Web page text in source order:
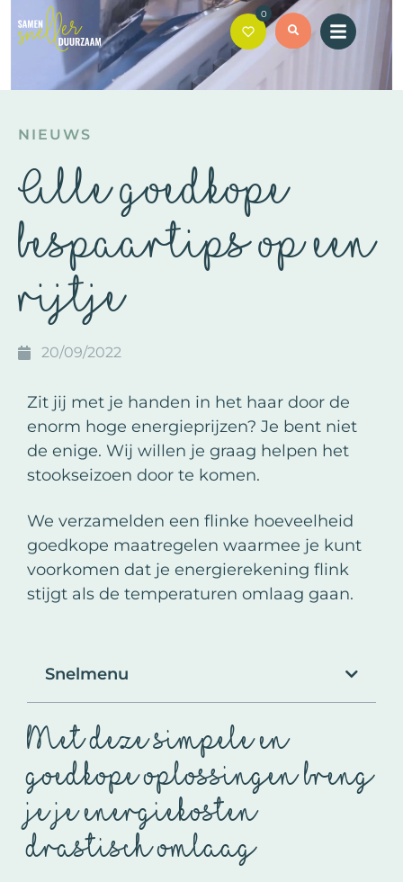
0
NIEUWS
Alle goedkope
bespaartips op een
rijtje
20/09/2022
Zit jij met je handen in het haar door de
enorm hoge energieprijzen? Je bent niet
de enige. Wij willen je graag helpen het
stookseizoen door te komen.
We verzamelden een flinke hoeveelheid
goedkope maatregelen waarmee je kunt
voorkomen dat je energierekening flink
stijgt als de temperaturen omlaag gaan.
Snelmenu
Met deze simpele en
goedkope oplossingen breng
je je energiekosten
drastisch omlaag